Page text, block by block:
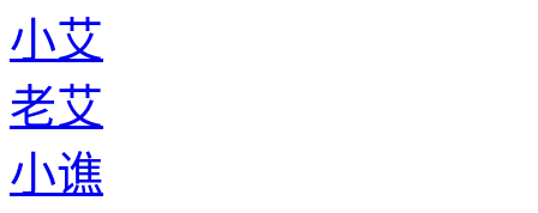
小艾
老艾
小谯